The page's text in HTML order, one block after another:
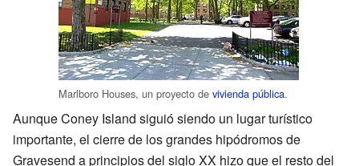
Marlboro Houses, un proyecto de vivienda pública.
Aunque Coney Island siguió siendo un lugar turístico
importante, el cierre de los grandes hipódromos de
Gravesend a principios del siglo XX hizo que el resto del